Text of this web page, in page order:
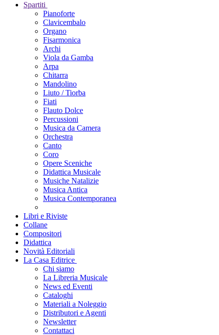
Spartiti
Pianoforte
Clavicembalo
Organo
Fisarmonica
Archi
Viola da Gamba
Arpa
Chitarra
Mandolino
Liuto / Tiorba
Fiati
Flauto Dolce
Percussioni
Musica da Camera
Orchestra
Canto
Coro
Opere Sceniche
Didattica Musicale
Musiche Natalizie
Musica Antica
Musica Contemporanea
Libri e Riviste
Collane
Compositori
Didattica
Novità Editoriali
La Casa Editrice
Chi siamo
La Libreria Musicale
News ed Eventi
Cataloghi
Materiali a Noleggio
Distributori e Agenti
Newsletter
Contattaci